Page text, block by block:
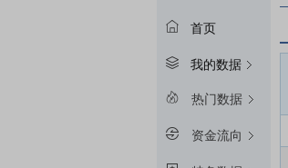
首页
我的数据
热门数据
资金流向